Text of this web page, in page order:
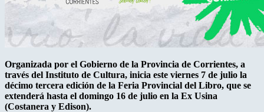
Organizada por el Gobierno de la Provincia de Corrientes, a
través del Instituto de Cultura, inicia este viernes 7 de julio la
décimo tercera edición de la Feria Provincial del Libro, que se
extenderá hasta el domingo 16 de julio en la Ex Usina
(Costanera y Edison).